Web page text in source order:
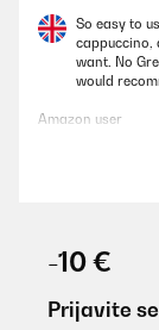
So easy to
cappuccino,
want. No
would
Amazon user
per la mia
facile da
-10 €
Prijavite